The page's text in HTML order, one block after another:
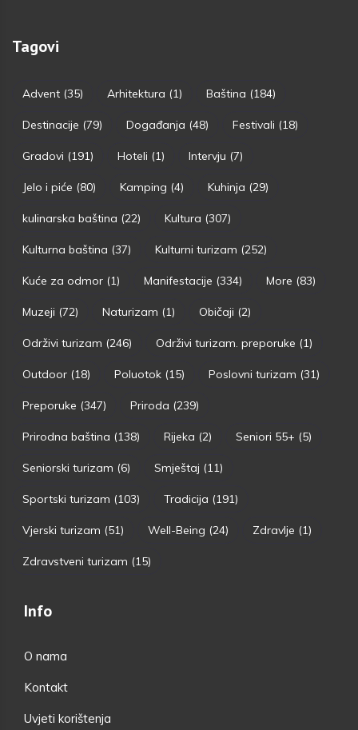
Tagovi
Advent (35) Arhitektura (1) Baština (184)
Destinacije (79) Događanja (48) Festivali (18)
Gradovi (191) Hoteli (1) Intervju (7)
Jelo i piće (80) Kamping (4) Kuhinja (29)
kulinarska baština (22) Kultura (307)
Kulturna baština (37) Kulturni turizam (252)
Kuće za odmor (1) Manifestacije (334) More (83)
Muzeji (72) Naturizam (1) Običaji (2)
Održivi turizam (246) Održivi turizam. preporuke (1)
Outdoor (18) Poluotok (15) Poslovni turizam (31)
Preporuke (347) Priroda (239)
Prirodna baština (138) Rijeka (2) Seniori 55+ (5)
Seniorski turizam (6) Smještaj (11)
Sportski turizam (103) Tradicija (191)
Vjerski turizam (51) Well-Being (24) Zdravlje (1)
Zdravstveni turizam (15)
Info
O nama
Kontakt
Uvjeti korištenja